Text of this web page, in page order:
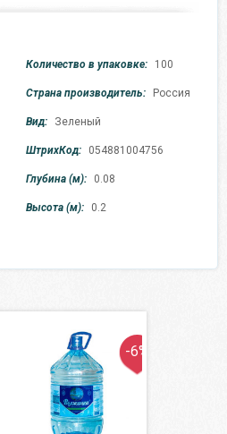
Количество в упаковке: 100
Страна производитель: Россия
Вид: Зеленый
ШтрихКод: 054881004756
Глубина (м): 0.08
Высота (м): 0.2
-6%